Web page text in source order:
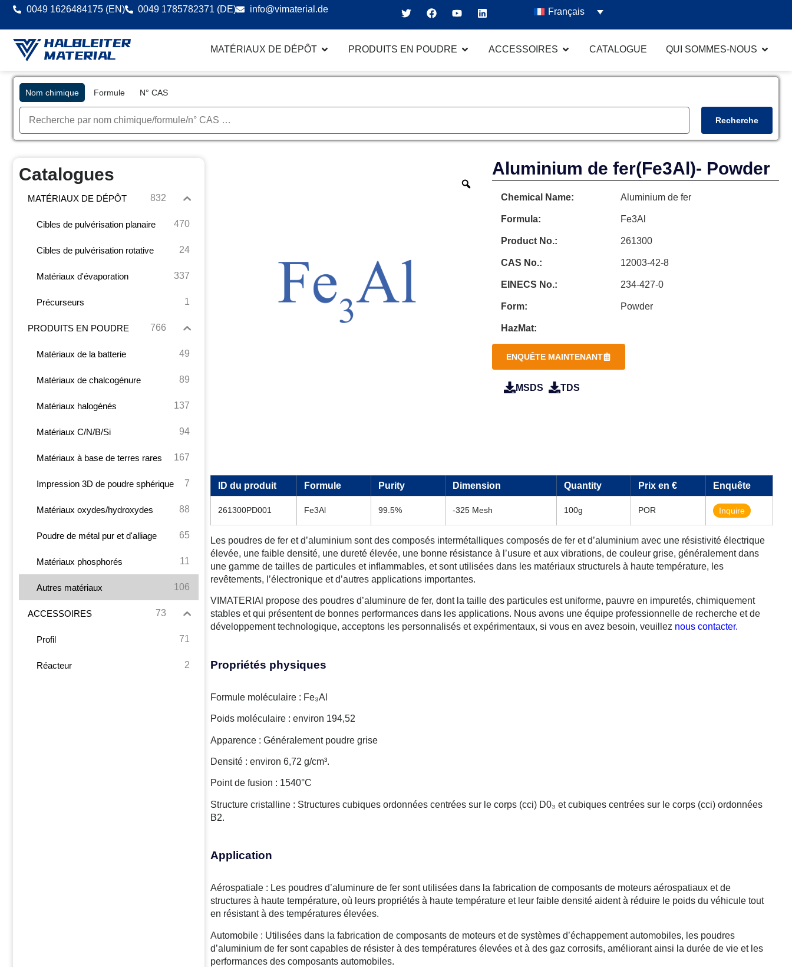
0049 1626484175 (EN) 0049 1785782371 (DE) info@vimaterial.de Français
MATÉRIAUX DE DÉPÔT PRODUITS EN POUDRE ACCESSOIRES CATALOGUE QUI SOMMES-NOUS
Nom chimique Formule N° CAS
Recherche
Catalogues
MATÉRIAUX DE DÉPÔT 832
Cibles de pulvérisation planaire 470
Cibles de pulvérisation rotative 24
Matériaux d'évaporation 337
Précurseurs 1
PRODUITS EN POUDRE 766
Matériaux de la batterie 49
Matériaux de chalcogénure 89
Matériaux halogénés 137
Matériaux C/N/B/Si 94
Matériaux à base de terres rares 167
Impression 3D de poudre sphérique 7
Matériaux oxydes/hydroxydes 88
Poudre de métal pur et d'alliage 65
Matériaux phosphorés 11
Autres matériaux 106
ACCESSOIRES 73
Profil 71
Réacteur 2
Aluminium de fer(Fe3Al)- Powder
Chemical Name: Aluminium de fer
Formula: Fe3Al
Product No.: 261300
CAS No.: 12003-42-8
EINECS No.: 234-427-0
Form: Powder
HazMat:
ENQUÊTE MAINTENANT
MSDS TDS
ID du produit Formule Purity Dimension Quantity Prix en € Enquête
261300PD001 Fe3Al 99.5% -325 Mesh 100g POR Inquire
Les poudres de fer et d’aluminium sont des composés intermétalliques composés de fer et d’aluminium avec une résistivité électrique
élevée, une faible densité, une dureté élevée, une bonne résistance à l’usure et aux vibrations, de couleur grise, généralement dans
une gamme de tailles de particules et inflammables, et sont utilisées dans les matériaux structurels à haute température, les
revêtements, l’électronique et d’autres applications importantes.
VIMATERIAl propose des poudres d’aluminure de fer, dont la taille des particules est uniforme, pauvre en impuretés, chimiquement
stables et qui présentent de bonnes performances dans les applications. Nous avons une équipe professionnelle de recherche et de
développement technologique, acceptons les personnalisés et expérimentaux, si vous en avez besoin, veuillez nous contacter.
Propriétés physiques
Formule moléculaire : Fe₃Al
Poids moléculaire : environ 194,52
Apparence : Généralement poudre grise
Densité : environ 6,72 g/cm³.
Point de fusion : 1540°C
Structure cristalline : Structures cubiques ordonnées centrées sur le corps (cci) D0₃ et cubiques centrées sur le corps (cci) ordonnées
B2.
Application
Aérospatiale : Les poudres d’aluminure de fer sont utilisées dans la fabrication de composants de moteurs aérospatiaux et de
structures à haute température, où leurs propriétés à haute température et leur faible densité aident à réduire le poids du véhicule tout
en résistant à des températures élevées.
Automobile : Utilisées dans la fabrication de composants de moteurs et de systèmes d’échappement automobiles, les poudres
d’aluminium de fer sont capables de résister à des températures élevées et à des gaz corrosifs, améliorant ainsi la durée de vie et les
performances des composants automobiles.